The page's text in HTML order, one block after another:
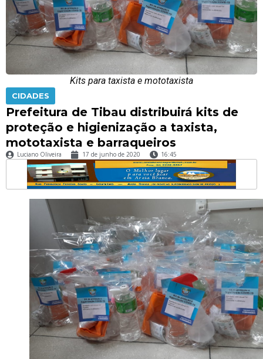
Kits para taxista e mototaxista
CIDADES
Prefeitura de Tibau distribuirá kits de
proteção e higienização a taxista,
mototaxista e barraqueiros
Luciano Oliveira 17 de junho de 2020 16:45